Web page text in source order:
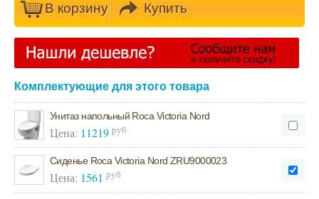
В кoрзину Купить
Комплектующие для этого товара
Унитаз напольный Roca Victoria Nord
Цена: 11219 руб
Сиденье Roca Victoria Nord ZRU9000023
Цена: 1561 руб